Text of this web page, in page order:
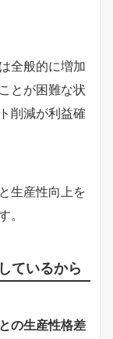
全般的に増加
とが困難な状
削減が利益確
生産性向上を
。
ているから
の生産性格差